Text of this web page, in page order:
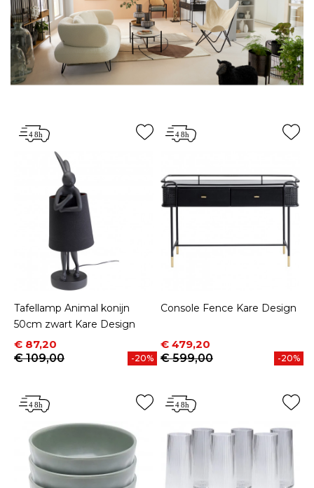
Tafellamp Animal konijn
50cm zwart Kare Design
Prijs
€ 87,20
Normale prijs
€ 109,00
-20%
Console Fence Kare Design
Prijs
€ 479,20
Normale prijs
€ 599,00
-20%